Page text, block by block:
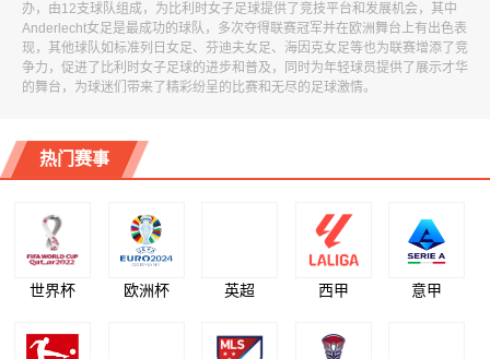
办，由12支球队组成，为比利时女子足球提供了竞技平台和发展机会，其中
Anderlecht女足是最成功的球队，多次夺得联赛冠军并在欧洲舞台上有出色表
现，其他球队如标准列日女足、芬迪夫女足、海因克女足等也为联赛增添了竞
争力，促进了比利时女子足球的进步和普及，同时为年轻球员提供了展示才华
的舞台，为球迷们带来了精彩纷呈的比赛和无尽的足球激情。
热门赛事
世界杯 欧洲杯 英超 西甲 意甲